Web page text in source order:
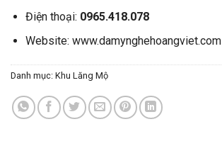
Điện thoại: 0965.418.078
Website: www.damynghehoangviet.com
Danh mục: Khu Lăng Mộ